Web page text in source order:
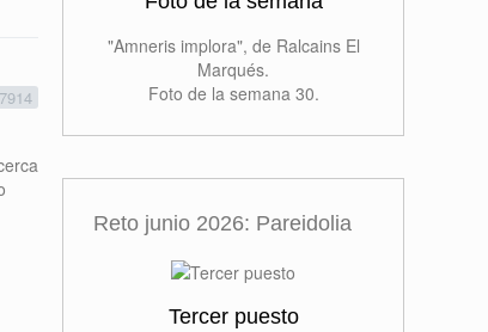
"Amneris implora", de Ralcains El
Marqués.
Foto de la semana 30.
Reto junio 2026: Pareidolia
Primer puesto